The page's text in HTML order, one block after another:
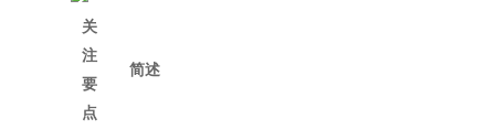
关
注
要
点
简述